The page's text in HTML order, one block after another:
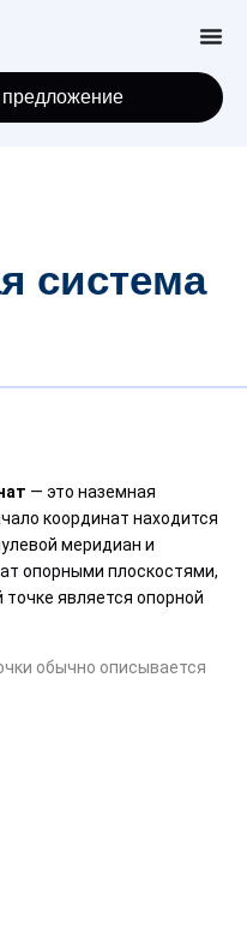
предложение
система
— это наземная
координат находится
меридиан и
опорными плоскостями,
является опорной
обычно описывается